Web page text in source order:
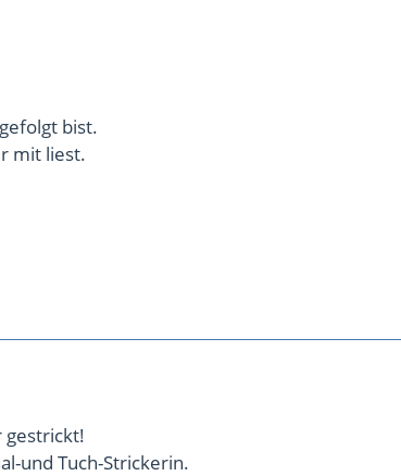
bist.
mit liest.
gestrickt!
und Tuch-Strickerin.